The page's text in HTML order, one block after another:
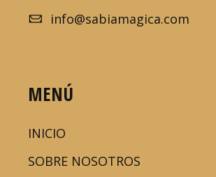
info@sabiamagica.com
MENÚ
INICIO
SOBRE NOSOTROS